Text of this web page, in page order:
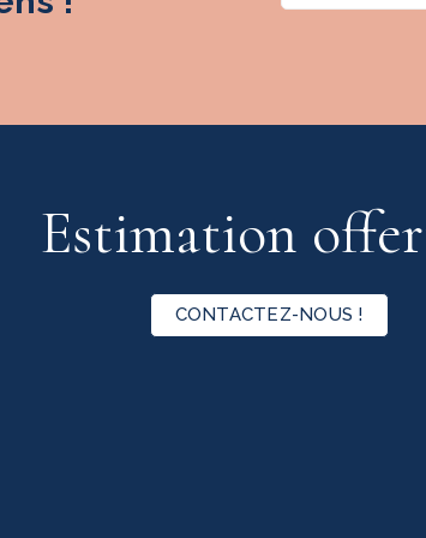
Estimation
CONTACTEZ-NOUS !